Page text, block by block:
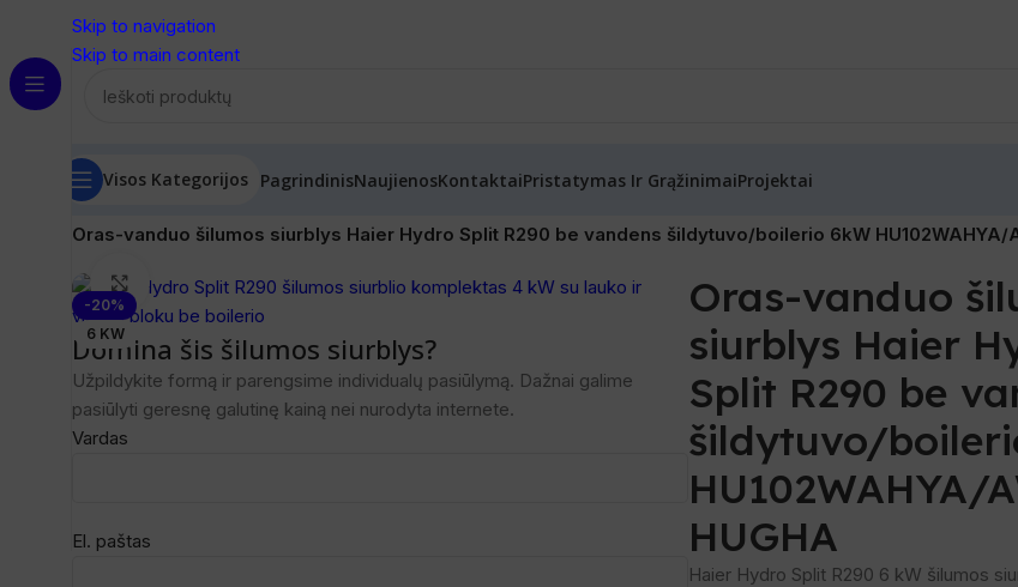
Skip to navigation
Skip to main content
Visos Kategorijos PagrindinisNaujienosKontaktaiPristatymas Ir GrąžinimaiProjektai
Pradžia
Oras-vanduo šilumos siurblys Haier Hydro Split R290 be vandens šildytuvo/boilerio 6kW HU102WAHYA/
-20%
6 KW
Spustelėkite, norėdami padidinti
Domina šis šilumos siurblys?
Užpildykite formą ir parengsime individualų pasiūlymą. Dažnai galime
pasiūlyti geresnę galutinę kainą nei nurodyta internete.
Vardas
El. paštas
Oras-vanduo
siurblys Haier
Split R290 be
šildytuvo/
HU102WAHYA/
HUGHA
HaierHydro Split R290 6 kW šilumos